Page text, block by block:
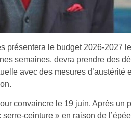
présentera le budget 2026-2027
semaines, devra prendre des
avec des mesures d’austérité
convaincre le 19 juin. Après un
ceinture » en raison de